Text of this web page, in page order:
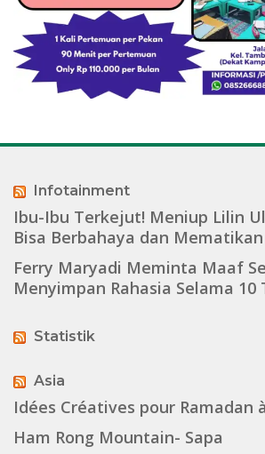
Infotainment
Ibu-Ibu Terkejut! Meniup Lilin
Bisa Berbahaya dan Mematikan
Ferry Maryadi Meminta Maaf
Menyimpan Rahasia Selama 10
Statistik
Asia
Idées Créatives pour Ramadan
Ham Rong Mountain- Sapa